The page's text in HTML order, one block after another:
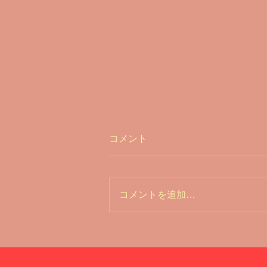
ット・ボディメイクならビリ
コメント
コメントを追加…